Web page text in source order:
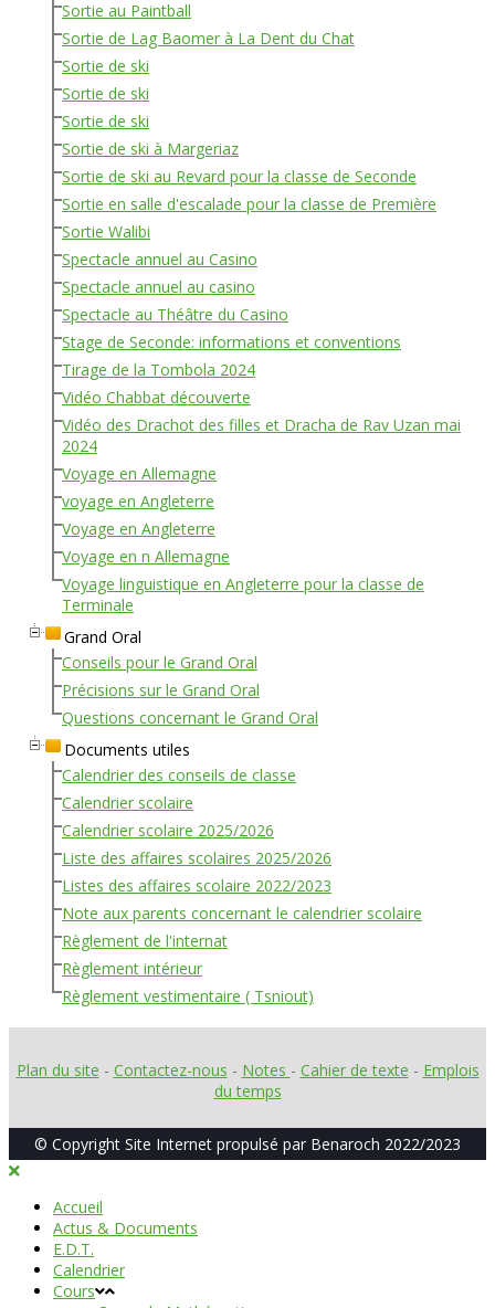
Sortie au Paintball
Sortie de Lag Baomer à La Dent du Chat
Sortie de ski
Sortie de ski
Sortie de ski
Sortie de ski à Margeriaz
Sortie de ski au Revard pour la classe de Seconde
Sortie en salle d'escalade pour la classe de Première
Sortie Walibi
Spectacle annuel au Casino
Spectacle annuel au casino
Spectacle au Théâtre du Casino
Stage de Seconde: informations et conventions
Tirage de la Tombola 2024
Vidéo Chabbat découverte
Vidéo des Drachot des filles et Dracha de Rav Uzan mai
2024
Voyage en Allemagne
voyage en Angleterre
Voyage en Angleterre
Voyage en n Allemagne
Voyage linguistique en Angleterre pour la classe de
Terminale
Grand Oral
Conseils pour le Grand Oral
Précisions sur le Grand Oral
Questions concernant le Grand Oral
Documents utiles
Calendrier des conseils de classe
Calendrier scolaire
Calendrier scolaire 2025/2026
Liste des affaires scolaires 2025/2026
Listes des affaires scolaire 2022/2023
Note aux parents concernant le calendrier scolaire
Règlement de l'internat
Règlement intérieur
Règlement vestimentaire ( Tsniout)
Plan du site - Contactez-nous - Notes - Cahier de texte - Emplois
du temps
© Copyright Site Internet propulsé par Benaroch 2022/2023
Accueil
Actus & Documents
E.D.T.
Calendrier
Cours